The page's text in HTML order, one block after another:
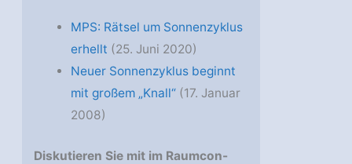
MPS: Rätsel um Sonnenzyklus
erhellt (25. Juni 2020)
Neuer Sonnenzyklus beginnt
mit großem „Knall“(17. Januar
2008)
Diskutieren Sie mit im Raumcon-